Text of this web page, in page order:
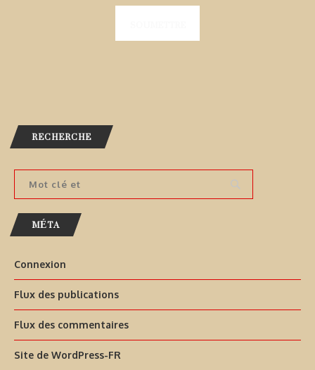
RECHERCHE
MÉTA
Connexion
Flux des publications
Flux des commentaires
Site de WordPress-FR